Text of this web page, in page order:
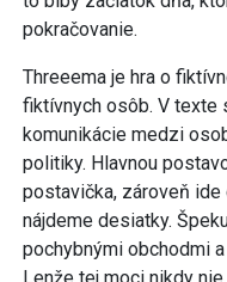
pokračovanie.
Threeema je hra o
fiktívnych osôb. V texte
komunikácie medzi
politiky. Hlavnou
postavička, zároveň ide
nájdeme desiatky.
pochybnými obchodmi